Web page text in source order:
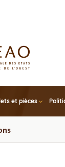
et pièces